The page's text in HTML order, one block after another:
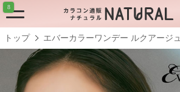
8
トップ エバーカラーワンデー ルクアージュ